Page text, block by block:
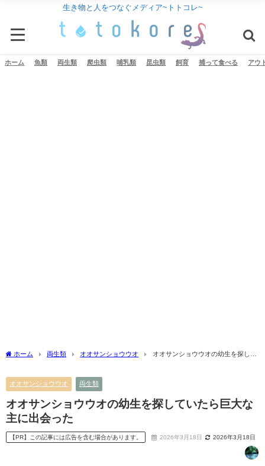
生き物と人をつなぐメディア~トトコレ~
ホーム 魚類 両生類 爬虫類 哺乳類 昆虫類 飼育 捕って食べる アウ
ホーム 両生類 オオサンショウウオ
オオサンショウウオの幼生を探して
オオサンショウウオ 両生類
オオサンショウウオの幼生を探していたら巨大な
主に出会った
【PR】この記事には広告を含む場合があります。 2026年3月18日 2026年3月18日